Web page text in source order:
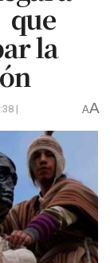
que
la
| AA